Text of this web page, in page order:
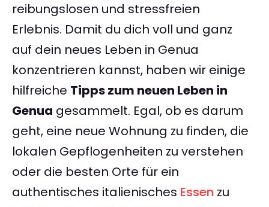
reibungslosen und stressfreien
Erlebnis. Damit du dich voll und ganz
auf dein neues Leben in Genua
konzentrieren kannst, haben wir einige
hilfreiche Tipps zum neuen Leben in
Genua gesammelt. Egal, ob es darum
geht, eine neue Wohnung zu finden, die
lokalen Gepflogenheiten zu verstehen
oder die besten Orte für ein
authentisches italienisches Essen zu